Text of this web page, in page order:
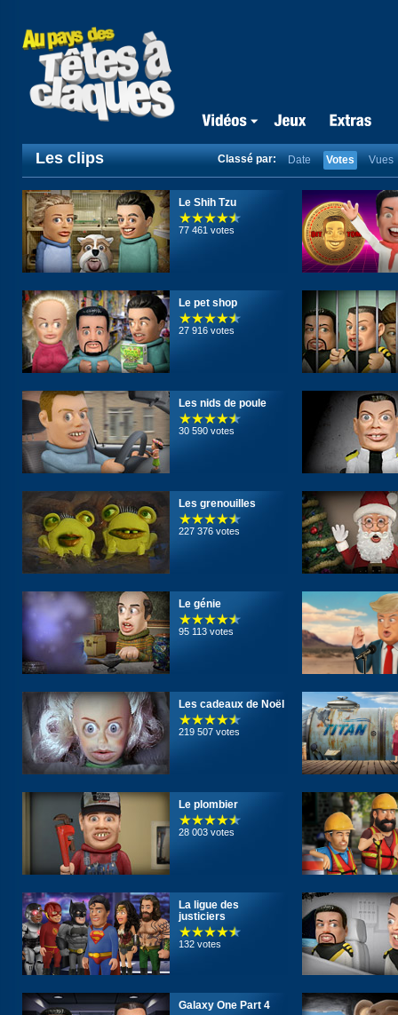
Les clips Classé par: Date Votes Vues
Le Shih Tzu
77 461 votes
Le pet shop
27 916 votes
Les nids de poule
30 590 votes
Les grenouilles
227 376 votes
Le génie
95 113 votes
Les cadeaux de Noël
219 507 votes
Le plombier
28 003 votes
La ligue des
justiciers
132 votes
Galaxy One Part 4